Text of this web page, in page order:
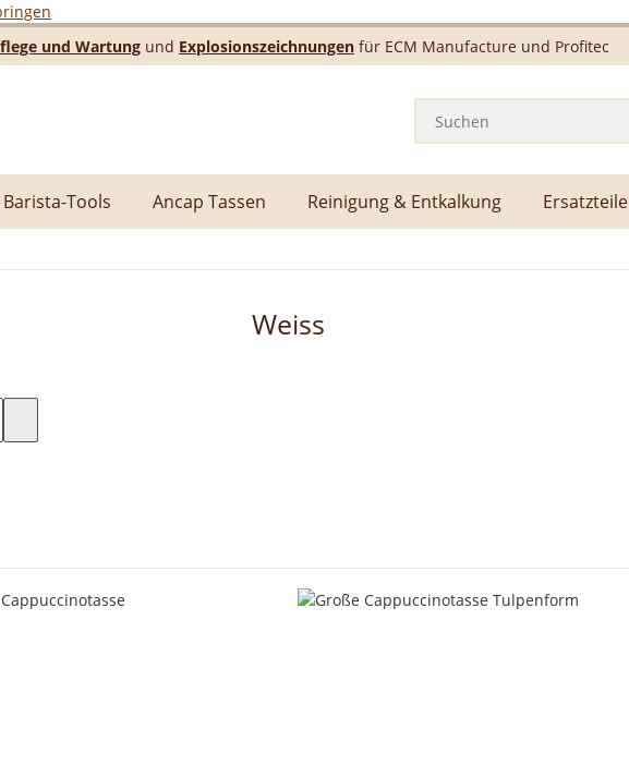
und Wartung und Explosionszeichnungen für ECM Manufacture und Profitec
Tools Ancap Tassen Reinigung & Entkalkung Ersatzteile
Weiss